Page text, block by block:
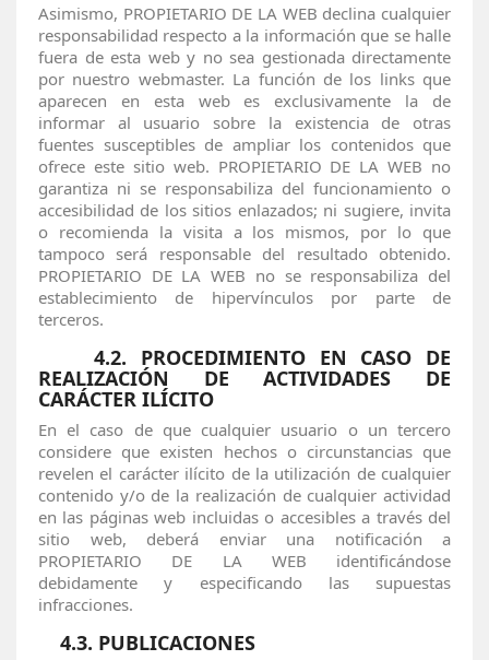
Asimismo, PROPIETARIO DE LA WEB declina cualquier
responsabilidad respecto a la información que se halle
fuera de esta web y no sea gestionada directamente
por nuestro webmaster. La función de los links que
aparecen en esta web es exclusivamente la de
informar al usuario sobre la existencia de otras
fuentes susceptibles de ampliar los contenidos que
ofrece este sitio web. PROPIETARIO DE LA WEB no
garantiza ni se responsabiliza del funcionamiento o
accesibilidad de los sitios enlazados; ni sugiere, invita
o recomienda la visita a los mismos, por lo que
tampoco será responsable del resultado obtenido.
PROPIETARIO DE LA WEB no se responsabiliza del
establecimiento de hipervínculos por parte de
terceros.
4.2. PROCEDIMIENTO EN CASO DE
REALIZACIÓN DE ACTIVIDADES DE
CARÁCTER ILÍCITO
En el caso de que cualquier usuario o un tercero
considere que existen hechos o circunstancias que
revelen el carácter ilícito de la utilización de cualquier
contenido y/o de la realización de cualquier actividad
en las páginas web incluidas o accesibles a través del
sitio web, deberá enviar una notificación a
PROPIETARIO DE LA WEB identificándose
debidamente y especificando las supuestas
infracciones.
4.3. PUBLICACIONES